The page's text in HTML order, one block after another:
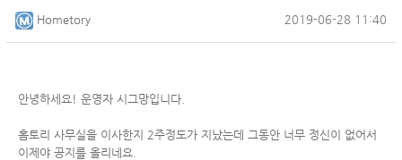
Hometory 2019-06-28 11:40
안녕하세요! 운영자 시그망입니다.
홈토리 사무실을 이사한지 2주정도가 지났는데 그동안 너무 정신이 없어서
이제야 공지를 올리네요.